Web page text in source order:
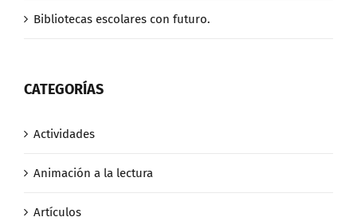
Bibliotecas escolares con futuro.
CATEGORÍAS
Actividades
Animación a la lectura
Artículos